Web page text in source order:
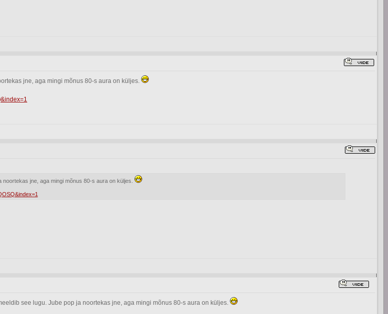
jne, aga mingi mõnus 80-s aura on küljes.
jne, aga mingi mõnus 80-s aura on küljes.
see lugu. Jube pop ja noortekas jne, aga mingi mõnus 80-s aura on küljes.